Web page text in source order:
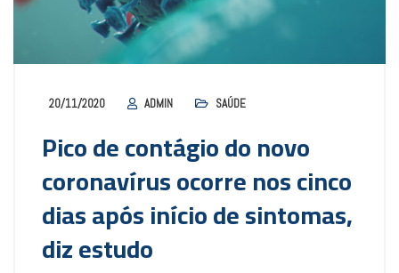
20/11/2020 ADMIN SAÚDE
Pico de contágio do novo
coronavírus ocorre nos cinco
dias após início de sintomas,
diz estudo